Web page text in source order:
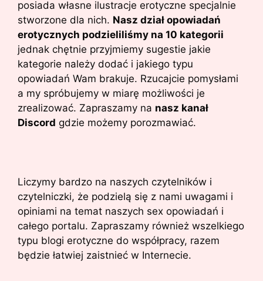
posiada własne ilustracje erotyczne specjalnie
stworzone dla nich. Nasz dział opowiadań
erotycznych podzieliliśmy na 10 kategorii
jednak chętnie przyjmiemy sugestie jakie
kategorie należy dodać i jakiego typu
opowiadań Wam brakuje. Rzucajcie pomysłami
a my spróbujemy w miarę możliwości je
zrealizować. Zapraszamy na nasz kanał
Discord gdzie możemy porozmawiać.
Liczymy bardzo na naszych czytelników i
czytelniczki, że podzielą się z nami uwagami i
opiniami na temat naszych sex opowiadań i
całego portalu. Zapraszamy również wszelkiego
typu blogi erotyczne do współpracy, razem
będzie łatwiej zaistnieć w Internecie.